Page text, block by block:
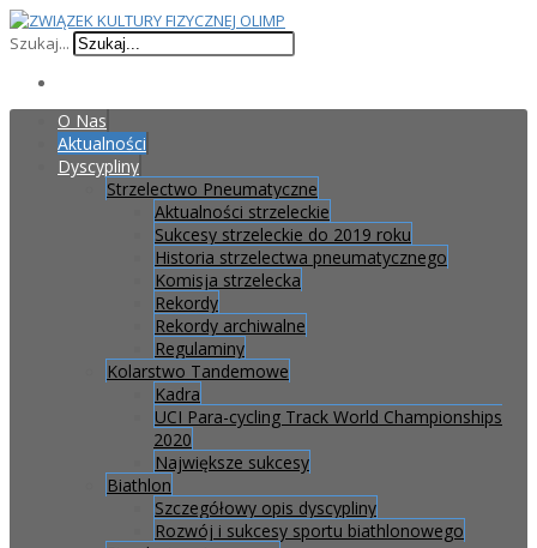
Szukaj...
O Nas
Aktualności
Dyscypliny
Strzelectwo Pneumatyczne
Aktualności strzeleckie
Sukcesy strzeleckie do 2019 roku
Historia strzelectwa pneumatycznego
Komisja strzelecka
Rekordy
Rekordy archiwalne
Regulaminy
Kolarstwo Tandemowe
Kadra
UCI Para-cycling Track World Championships
2020
Największe sukcesy
Biathlon
Szczegółowy opis dyscypliny
Rozwój i sukcesy sportu biathlonowego